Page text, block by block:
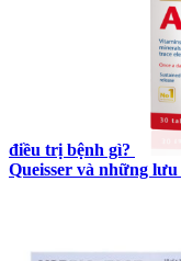
điều trị bệnh gì?
Queisser và những